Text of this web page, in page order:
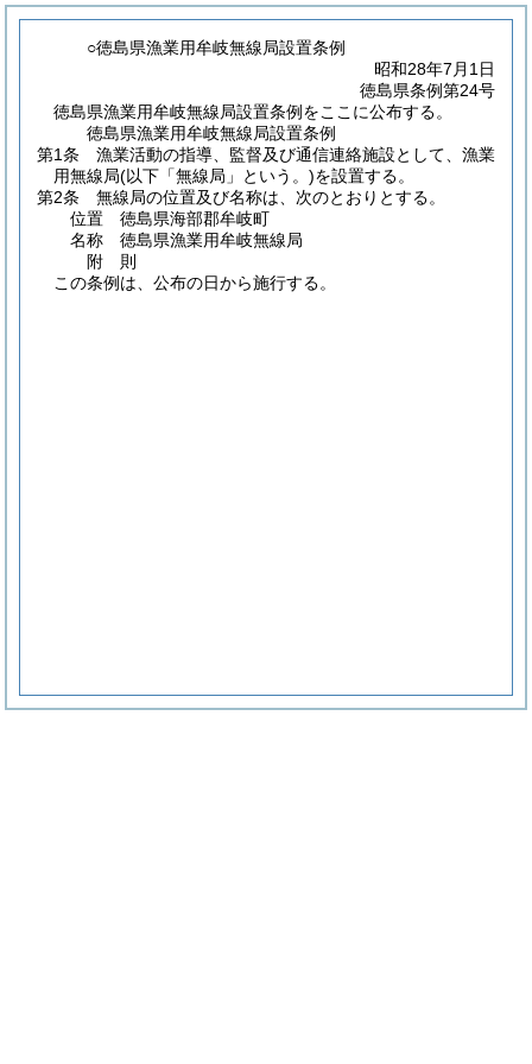
○徳島県漁業用牟岐無線局設置条例
昭和28年7月1日
徳島県条例第24号
徳島県漁業用牟岐無線局設置条例をここに公布する。
徳島県漁業用牟岐無線局設置条例
第1条
漁業活動の指導、監督及び通信連絡施設として、漁業
用無線局(以下「無線局」という。)を設置する。
第2条
無線局の位置及び名称は、次のとおりとする。
位置 徳島県海部郡牟岐町
名称 徳島県漁業用牟岐無線局
附 則
この条例は、公布の日から施行する。